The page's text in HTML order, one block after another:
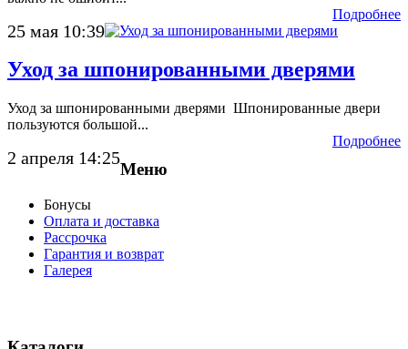
25 мая 10:39
Подробнее
Уход за шпонированными дверями
Уход за шпонированными дверями Шпонированные двери
пользуются большой...
2 апреля 14:25
Подробнее
Меню
Бонусы
Оплата и доставка
Рассрочка
Гарантия и возврат
Галерея